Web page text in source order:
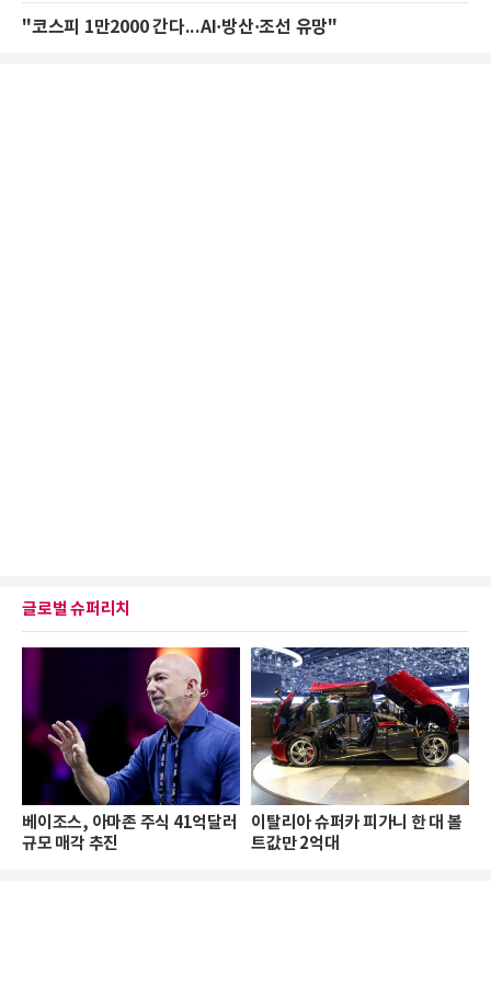
"코스피 1만2000 간다...AI·방산·조선 유망"
글로벌 슈퍼리치
베이조스, 아마존 주식 41억달러
규모 매각 추진
이탈리아 슈퍼카 피가니 한 대 볼
트값만 2억대